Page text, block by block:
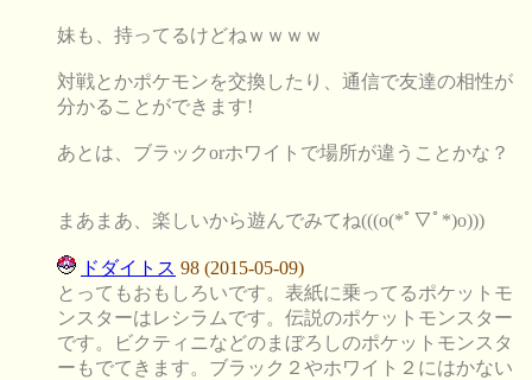
妹も、持ってるけどねｗｗｗｗ
対戦とかポケモンを交換したり、通信で友達の相性が
分かることができます!
あとは、ブラックorホワイトで場所が違うことかな？
まあまあ、楽しいから遊んでみてね(((o(*ﾟ▽ﾟ*)o)))
ドダイトス 98 (2015-05-09)
とってもおもしろいです。表紙に乗ってるポケットモ
ンスターはレシラムです。伝説のポケットモンスター
です。ビクティニなどのまぼろしのポケットモンスタ
ーもでてきます。ブラック２やホワイト２にはかない